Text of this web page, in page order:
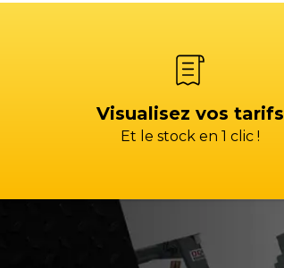
Visualisez vos tarifs
Et le stock en 1 clic !